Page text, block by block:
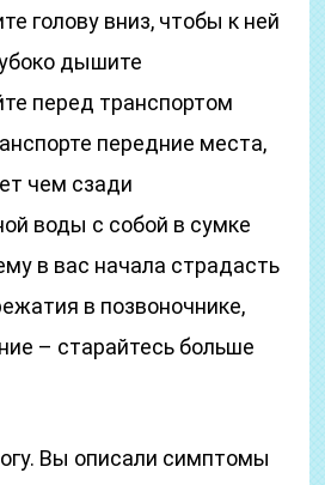
голову вниз, чтобы к ней
дышите
перед транспортом
передние места,
чем сзади
воды с собой в сумке
в вас начала страдасть
в позвоночнике,
– старайтесь больше
Вы описали симптомы